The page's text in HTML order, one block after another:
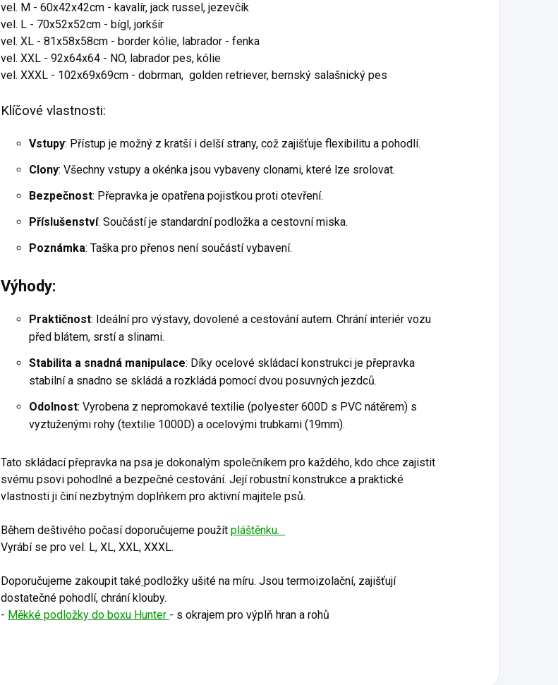
vel. M - 60x42x42cm - kavalír, jack russel, jezevčík
vel. L - 70x52x52cm - bígl, jorkšír
vel. XL - 81x58x58cm - border kólie, labrador - fenka
vel. XXL - 92x64x64 - NO, labrador pes, kólie
vel. XXXL - 102x69x69cm - dobrman, golden retriever, bernský salašnický pes
Klíčové vlastnosti:
Vstupy: Přístup je možný z kratší i delší strany, což zajišťuje flexibilitu a pohodlí.
Clony: Všechny vstupy a okénka jsou vybaveny clonami, které lze srolovat.
Bezpečnost: Přepravka je opatřena pojistkou proti otevření.
Příslušenství: Součástí je standardní podložka a cestovní miska.
Poznámka: Taška pro přenos není součástí vybavení.
Výhody:
Praktičnost: Ideální pro výstavy, dovolené a cestování autem. Chrání interiér vozu
před blátem, srstí a slinami.
Stabilita a snadná manipulace: Díky ocelové skládací konstrukci je přepravka
stabilní a snadno se skládá a rozkládá pomocí dvou posuvných jezdců.
Odolnost: Vyrobena z nepromokavé textilie (polyester 600D s PVC nátěrem) s
vyztuženými rohy (textilie 1000D) a ocelovými trubkami (19mm).
Tato skládací přepravka na psa je dokonalým společníkem pro každého, kdo chce zajistit
svému psovi pohodlné a bezpečné cestování. Její robustní konstrukce a praktické
vlastnosti ji činí nezbytným doplňkem pro aktivní majitele psů.
Během deštivého počasí doporučujeme použít pláštěnku.
Vyrábí se pro vel. L, XL, XXL, XXXL.
Doporučujeme zakoupit také podložky ušité na míru. Jsou termoizolační, zajišťují
dostatečné pohodlí, chrání klouby.
- Měkké podložky do boxu Hunter - s okrajem pro výplň hran a rohů